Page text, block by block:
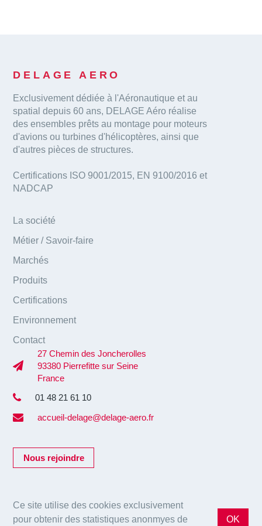
Ce site utilise des cookies exclusivement
pour obtenir des statistiques anonmyes de
OK
DELAGE AERO
Exclusivement dédiée à l'Aéronautique et au
spatial depuis 60 ans, DELAGE Aéro réalise
des ensembles prêts au montage pour moteurs
d'avions ou turbines d'hélicoptères, ainsi que
d'autres pièces de structures.
Certifications ISO 9001/2015, EN 9100/2016 et
NADCAP
La société
Métier / Savoir-faire
Marchés
Produits
Certifications
Environnement
Contact
27 Chemin des Joncherolles
93380 Pierrefitte sur Seine
France
01 48 21 61 10
accueil-delage@delage-aero.fr
Nous rejoindre